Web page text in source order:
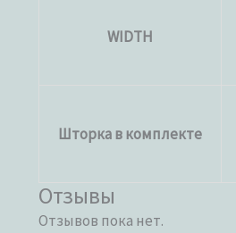
WIDTH
Шторка в комплекте
Отзывы
Отзывов пока нет.